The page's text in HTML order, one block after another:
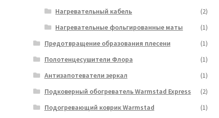
Нагревательный кабель
(2)
Нагревательные фольгированные маты
(1)
Предотвращение образования плесени
(1)
Полотенцесушители Флора
(1)
Антизапотеватели зеркал
(1)
Подковерный обогреватель Warmstad Express
(2)
Подогревающий коврик Warmstad
(1)